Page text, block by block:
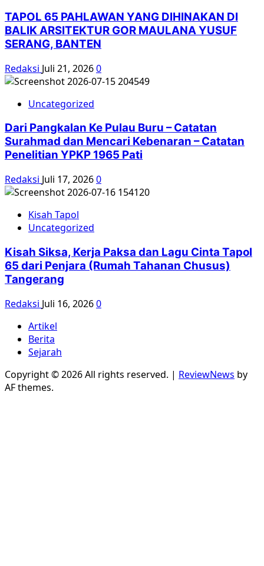
TAPOL 65 PAHLAWAN YANG DIHINAKAN DI
BALIK ARSITEKTUR GOR MAULANA YUSUF
SERANG, BANTEN
Redaksi Juli 21, 20260
Uncategorized
Dari Pangkalan Ke Pulau Buru – Catatan
Surahmad dan Mencari Kebenaran – Catatan
Penelitian YPKP 1965 Pati
Redaksi Juli 17, 20260
Kisah Tapol
Uncategorized
Kisah Siksa, Kerja Paksa dan Lagu Cinta Tapol
65 dari Penjara (Rumah Tahanan Chusus)
Tangerang
Redaksi Juli 16, 20260
Artikel
Berita
Sejarah
Copyright © 2026 All rights reserved. | ReviewNews by
AF themes.